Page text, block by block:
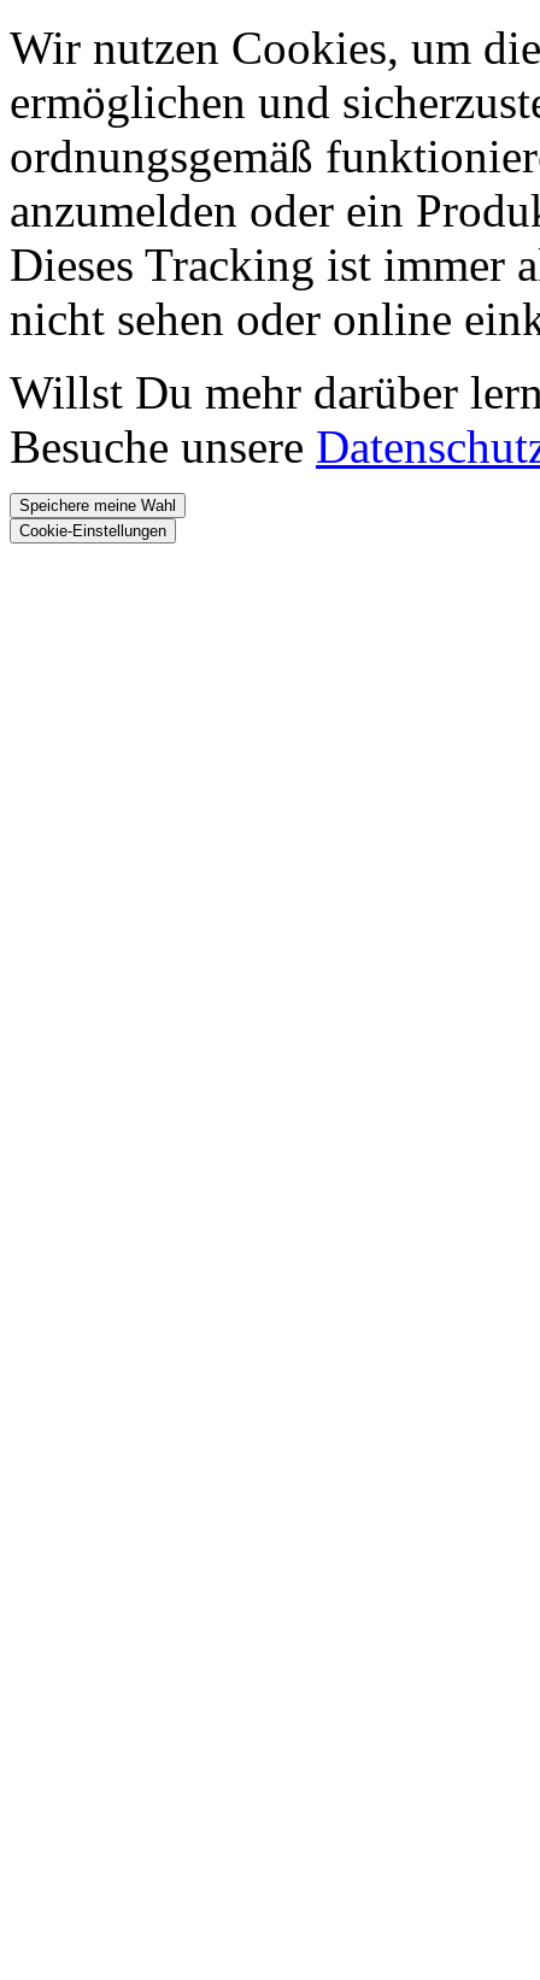
Wir nutzen Cookies, um
ermöglichen und
ordnungsgemäß
anzumelden oder ein
Dieses Tracking ist immer
nicht sehen oder online
Willst Du mehr darüber
Besuche unsere
Speichere meine Wahl
Cookie-Einstellungen